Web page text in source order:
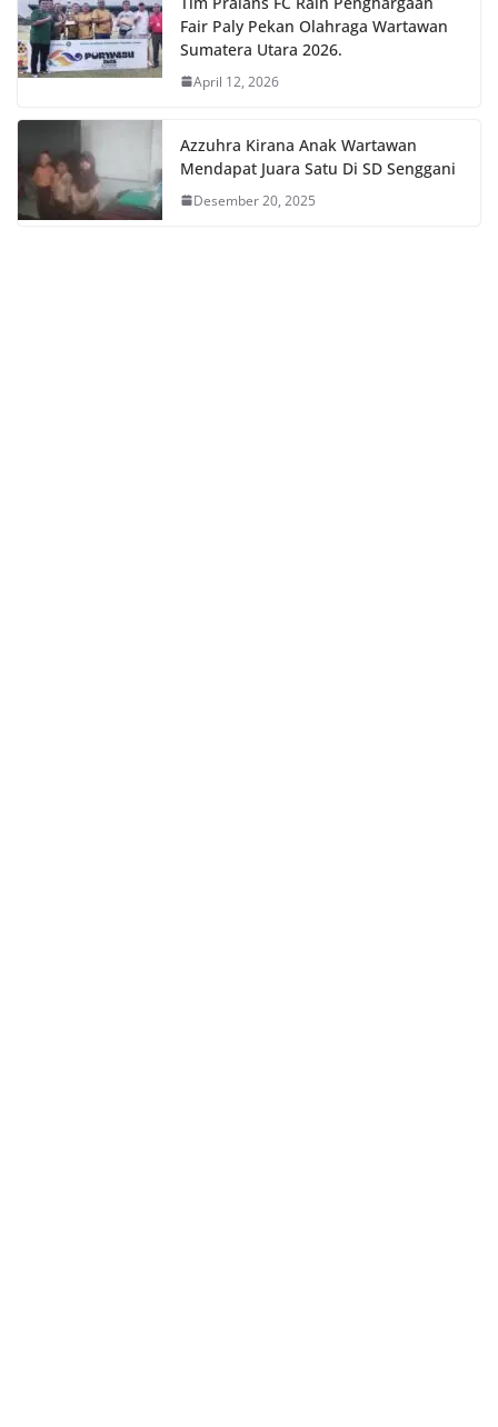
Fair Paly Pekan Olahraga Wartawan
Sumatera Utara 2026.
April 12, 2026
Azzuhra Kirana Anak Wartawan
Mendapat Juara Satu Di SD Senggani
Desember 20, 2025